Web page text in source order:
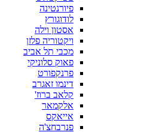
פיורנטינה
לודוגורץ
אסטון וילה
ויקטוריה פלזן
מכבי תל אביב
פאוק סלוניקי
פרנקפורט
דינמו זאגרב
קלאב ברוז'
אלקמאר
אייאקס
פנרבחצ'ה